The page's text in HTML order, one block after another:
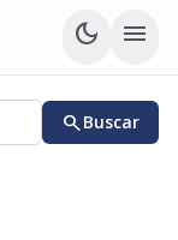
dark_mode menu
searchBuscar